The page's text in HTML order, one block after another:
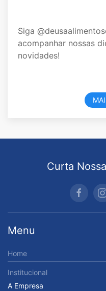
Siga
acompanhar nossas
novidades!
Curta
Menu
Home
Institucional
A Empresa